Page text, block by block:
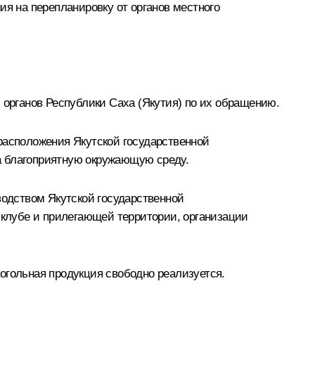
на перепланировку от органов местного
органов Республики Саха (Якутия) по их обращению.
Якутской государственной
благоприятную окружающую среду.
Якутской государственной
и прилегающей территории, организации
продукция свободно реализуется.